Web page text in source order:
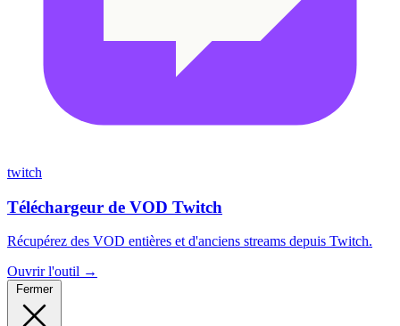
twitch
Téléchargeur de VOD Twitch
Récupérez des VOD entières et d'anciens streams depuis Twitch.
Ouvrir l'outil →
Fermer